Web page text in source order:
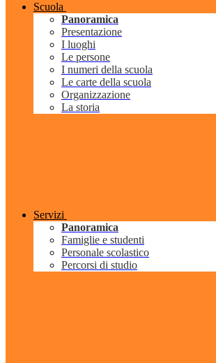
Scuola
Panoramica
Presentazione
I luoghi
Le persone
I numeri della scuola
Le carte della scuola
Organizzazione
La storia
Servizi
Panoramica
Famiglie e studenti
Personale scolastico
Percorsi di studio